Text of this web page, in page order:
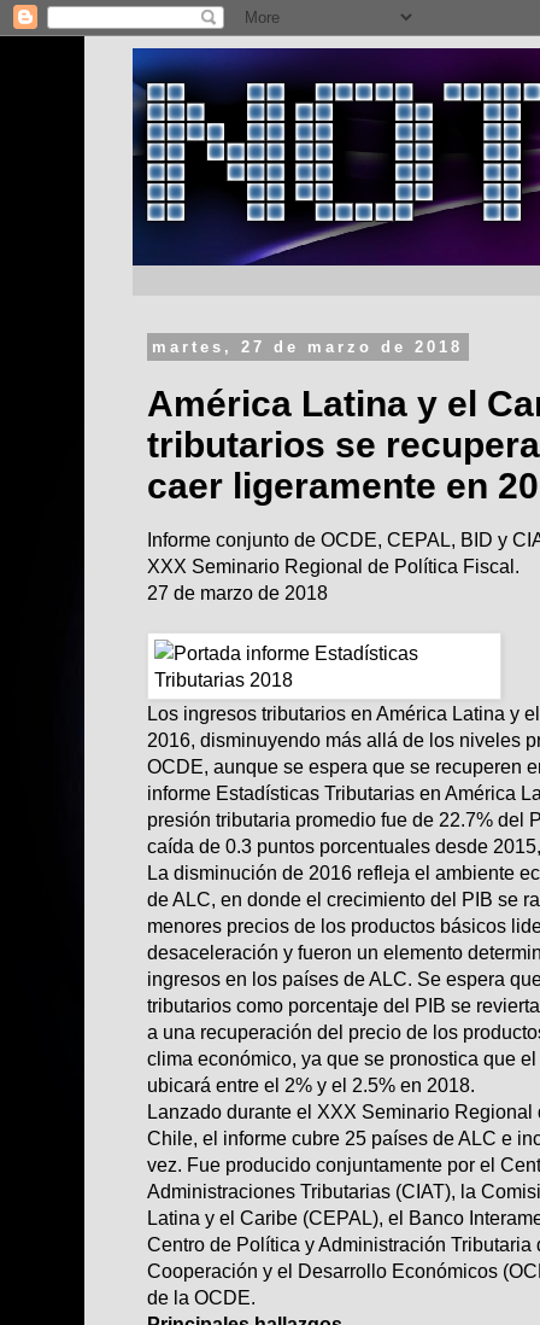
martes, 27 de marzo de 2018
América Latina y el
tributarios se
caer ligeramente en
Informe conjunto de OCDE, CEPAL, BID y
XXX Seminario Regional de Política Fiscal.
27 de marzo de 2018
Los ingresos tributarios en América Latina y
2016, disminuyendo más allá de los niveles
OCDE, aunque se espera que se recuperen
informe Estadísticas Tributarias en América
presión tributaria promedio fue de 22.7% del
caída de 0.3 puntos porcentuales desde
La disminución de 2016 refleja el ambiente
de ALC, en donde el crecimiento del PIB se
menores precios de los productos básicos
desaceleración y fueron un elemento
ingresos en los países de ALC. Se espera
tributarios como porcentaje del PIB se
a una recuperación del precio de los
clima económico, ya que se pronostica que
ubicará entre el 2% y el 2.5% en 2018.
Lanzado durante el XXX Seminario Regional
Chile, el informe cubre 25 países de ALC e
vez. Fue producido conjuntamente por el
Administraciones Tributarias (CIAT), la
Latina y el Caribe (CEPAL), el Banco
Centro de Política y Administración
Cooperación y el Desarrollo Económicos
de la OCDE.